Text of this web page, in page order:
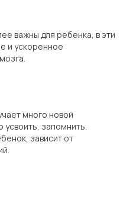
важны для ребенка, в эти
и ускоренное
много новой
запомнить.
зависит от